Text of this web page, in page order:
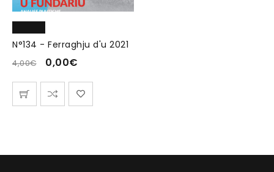
N°134 - Ferraghju d'u 2021
4,00€ 0,00€